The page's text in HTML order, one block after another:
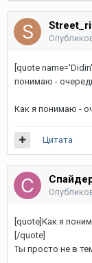
[quote
понимаю -
Как я понимаю -
Цитата
[quote]Как я
[/quote]
Ты просто не в